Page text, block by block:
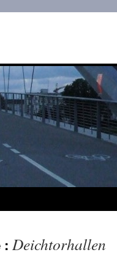
: Deichtorhallen